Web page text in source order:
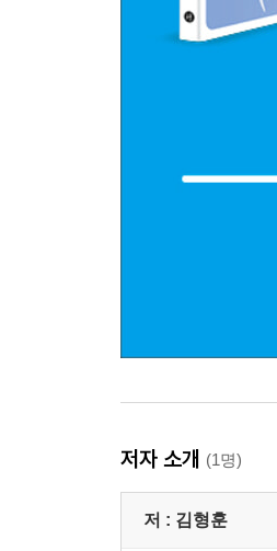
저자 소개 (1명)
저 : 김형훈